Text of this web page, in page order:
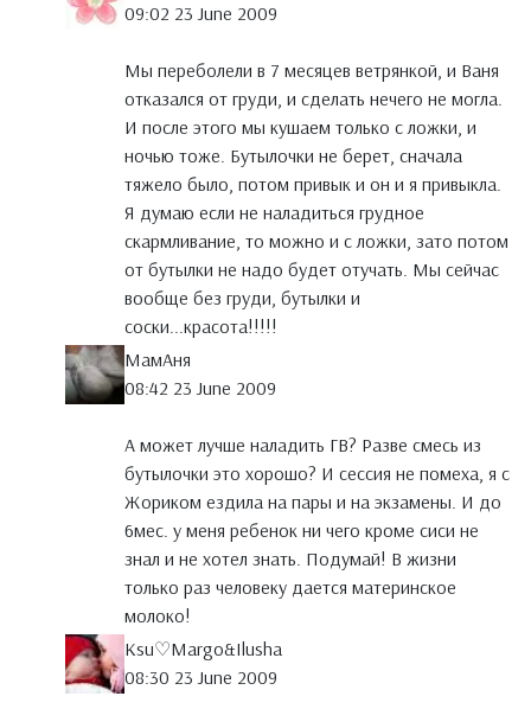
09:02 23 June 2009
Мы переболели в 7 месяцев ветрянкой, и Ваня
отказался от груди, и сделать нечего не могла.
И после этого мы кушаем только с ложки, и
ночью тоже. Бутылочки не берет, сначала
тяжело было, потом привык и он и я привыкла.
Я думаю если не наладиться грудное
скармливание, то можно и с ложки, зато потом
от бутылки не надо будет отучать. Мы сейчас
вообще без груди, бутылки и
соски...красота!!!!!
МамАня
08:42 23 June 2009
А может лучше наладить ГВ? Разве смесь из
бутылочки это хорошо? И сессия не помеха, я с
Жориком ездила на пары и на экзамены. И до
6мес. у меня ребенок ни чего кроме сиси не
знал и не хотел знать. Подумай! В жизни
только раз человеку дается материнское
молоко!
Ksu♡Margo&Ilusha
08:30 23 June 2009